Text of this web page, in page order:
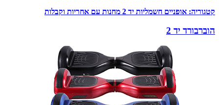
קטגוריה: אופניים חשמליות יד 2 מחנות עם אחריות וקבלות
הוברבורד יד 2